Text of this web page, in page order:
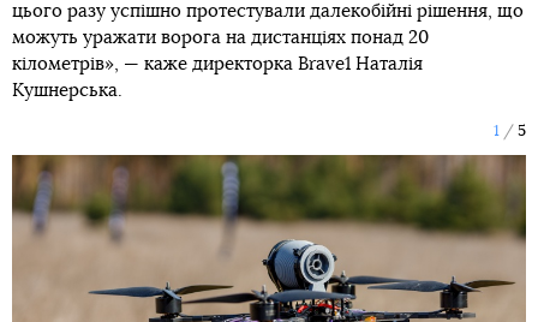
цього разу успішно протестували далекобійні рішення, що
можуть уражати ворога на дистанціях понад 20
кілометрів», — каже директорка Brave1 Наталія
Кушнерська.
1 5